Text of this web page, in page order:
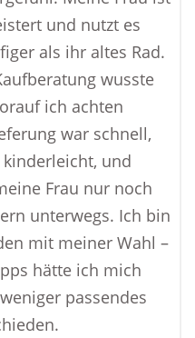
und nutzt es
als ihr altes Rad.
wusste
ich achten
war schnell,
und
Frau nur noch
unterwegs. Ich bin
mit meiner Wahl –
hätte ich mich
passendes